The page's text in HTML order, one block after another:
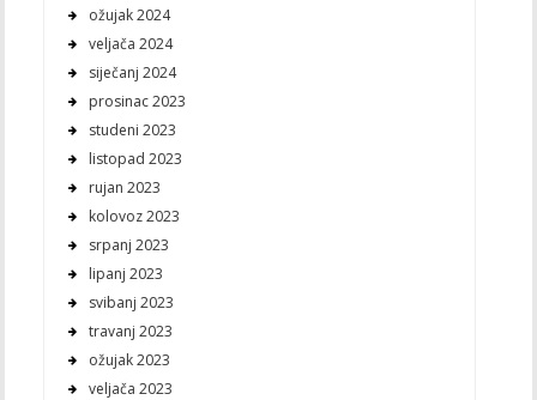
ožujak 2024
veljača 2024
siječanj 2024
prosinac 2023
studeni 2023
listopad 2023
rujan 2023
kolovoz 2023
srpanj 2023
lipanj 2023
svibanj 2023
travanj 2023
ožujak 2023
veljača 2023